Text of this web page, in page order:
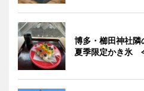
博多・櫛田神社隣
夏季限定かき氷